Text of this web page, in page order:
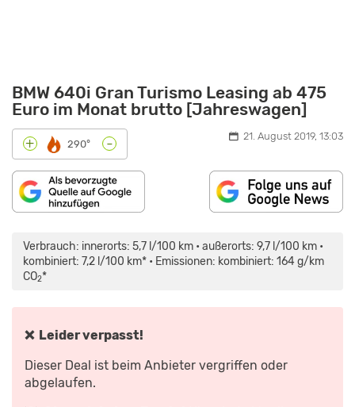
BMW 640i Gran Turismo Leasing ab 475
Euro im Monat brutto [Jahreswagen]
+ 290° - 21. August 2019, 13:03
Verbrauch: innerorts: 5,7 l/100 km • außerorts: 9,7 l/100 km •
kombiniert: 7,2 l/100 km* • Emissionen: kombiniert: 164 g/km
CO2*
❌ Leider verpasst!
Dieser Deal ist beim Anbieter vergriffen oder
abgelaufen.
6ER
GRAN
TURISMO
(G32):
BMW
TEST
(ENGLISH
AUTOPHORIE“
VON
YOUTUBE
ANZEIGEN